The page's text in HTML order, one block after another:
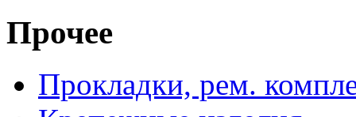
Прочее
Прокладки, рем.